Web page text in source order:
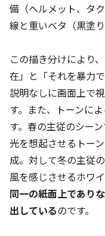
備（ヘルメット、タ
線と重いベタ（黒塗
この描き分けにより
在」と「それを暴力
説明なしに画面上で
す。また、トーンに
す。春の主従のシー
光を想起させるトー
成。対して冬の主従
風を感じさせるホワ
同一の紙面上であり
出しているのです。